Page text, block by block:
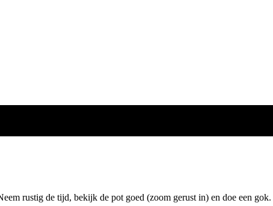
rustig de tijd, bekijk de pot goed (zoom gerust in) en doe een